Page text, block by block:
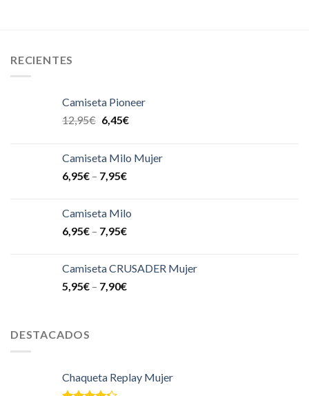
RECIENTES
Camiseta Pioneer
12,95€ 6,45€
Camiseta Milo Mujer
6,95€ – 7,95€
Camiseta Milo
6,95€ – 7,95€
Camiseta CRUSADER Mujer
5,95€ – 7,90€
DESTACADOS
Chaqueta Replay Mujer